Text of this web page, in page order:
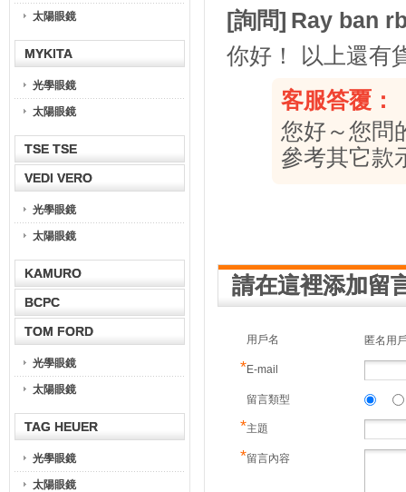
[詢問] Ray ban
你好！ 以上還有
客服答覆：
您好～您問
參考其它款
請在這裡添加留
用戶名 匿名用
*E-mail
留言類型
*主題
*留言內容
太陽眼鏡
MYKITA
光學眼鏡
太陽眼鏡
TSE TSE
VEDI VERO
光學眼鏡
太陽眼鏡
KAMURO
BCPC
TOM FORD
光學眼鏡
太陽眼鏡
TAG HEUER
光學眼鏡
太陽眼鏡